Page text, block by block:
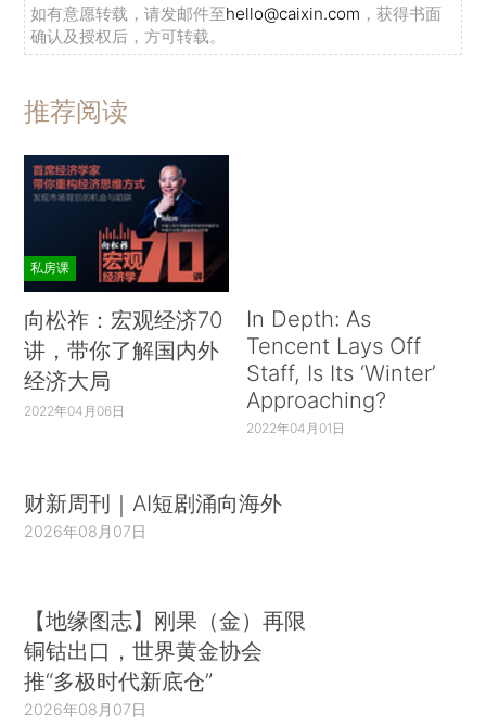
如有意愿转载，请发邮件至hello@caixin.com ，获得书面
确认及授权后，方可转载。
推荐阅读
私房课
向松祚：宏观经济70
讲，带你了解国内外
经济大局
2022年04月06日
In Depth: As
Tencent Lays Off
Staff, Is Its ‘Winter’
Approaching?
2022年04月01日
财新周刊｜AI短剧涌向海外
2026年08月07日
【地缘图志】刚果（金）再限
铜钴出口，世界黄金协会
推“多极时代新底仓”
2026年08月07日